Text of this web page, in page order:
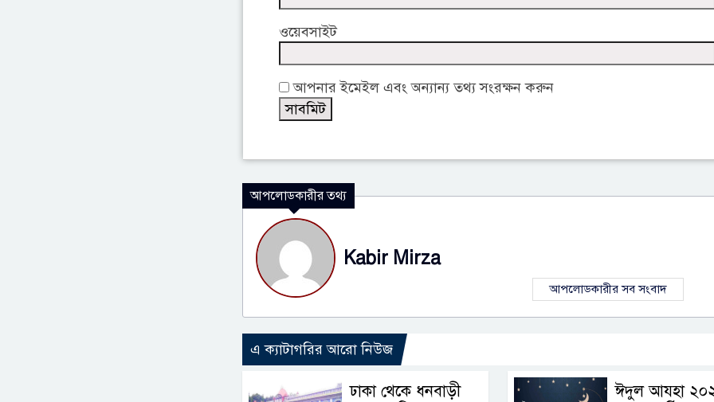
ওয়েবসাইট
আপনার ইমেইল এবং অন্যান্য তথ্য সংরক্ষন করুন
আপলোডকারীর তথ্য
Kabir Mirza
আপলোডকারীর সব সংবাদ
এ ক্যাটাগরির আরো নিউজ
ঢাকা থেকে ধনবাড়ী
ঈদুল আযহা